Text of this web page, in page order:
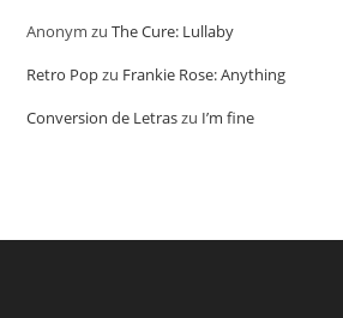
Anonym zuThe Cure: Lullaby
Retro Popzu Frankie Rose: Anything
Conversion de Letraszu I’m fine